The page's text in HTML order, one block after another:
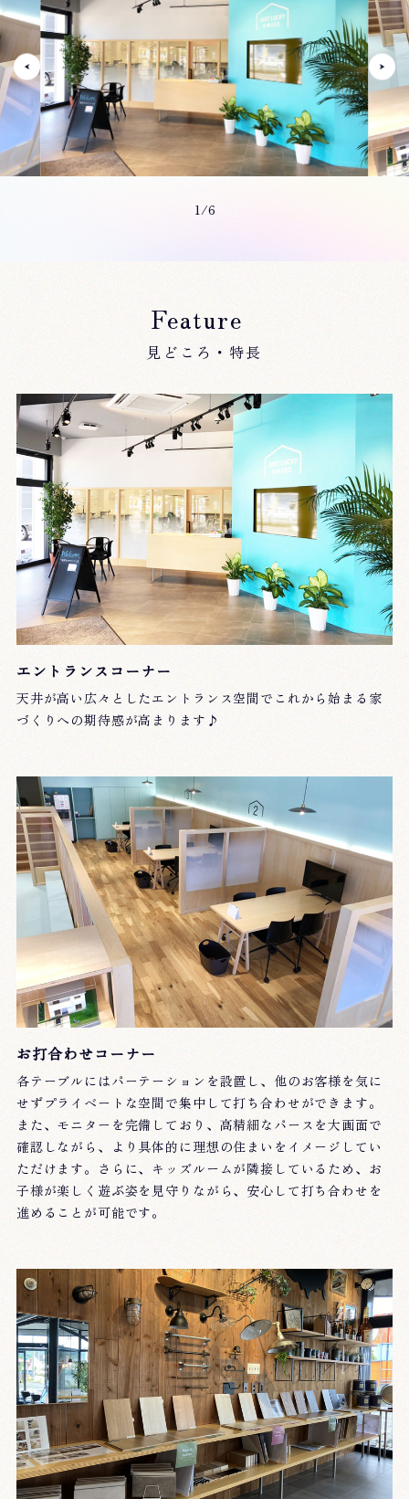
1/6
Feature
見どころ・特長
エントランスコーナー
天井が高い広々としたエントランス空間でこれから始まる家
づくりへの期待感が高まります♪
お打合わせコーナー
各テーブルにはパーテーションを設置し、他のお客様を気に
せずプライベートな空間で集中して打ち合わせができます。
また、モニターを完備しており、高精細なパースを大画面で
確認しながら、より具体的に理想の住まいをイメージしてい
ただけます。さらに、キッズルームが隣接しているため、お
子様が楽しく遊ぶ姿を見守りながら、安心して打ち合わせを
進めることが可能です。